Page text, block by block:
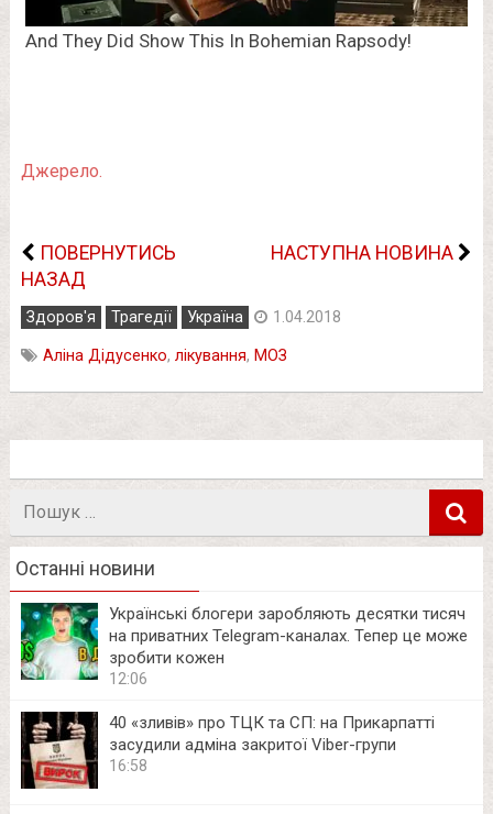
Джерело.
ПОВЕРНУТИСЬ
НАЗАД
НАСТУПНА НОВИНА
Здоров'я Трагедії Україна 1.04.2018
Аліна Дідусенко, лікування, МОЗ
Пошук
Останні новини
Українські блогери заробляють десятки тисяч
на приватних Telegram-каналах. Тепер це може
зробити кожен
12:06
40 «зливів» про ТЦК та СП: на Прикарпатті
засудили адміна закритої Viber-групи
16:58